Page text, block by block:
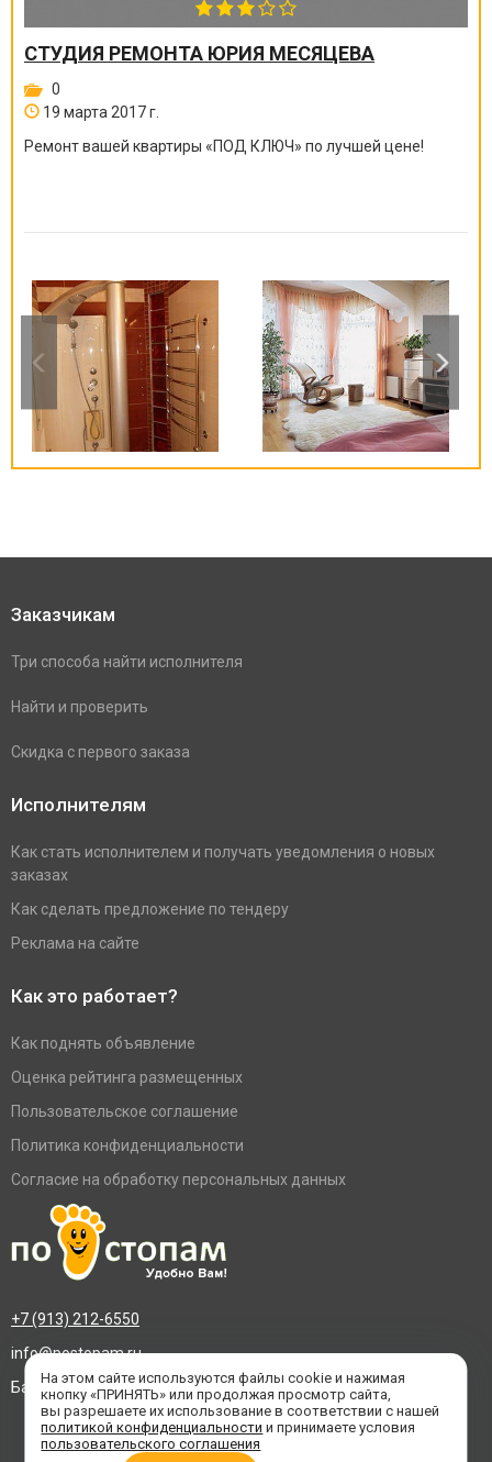
СТУДИЯ РЕМОНТА ЮРИЯ МЕСЯЦЕВА
0
19 марта 2017 г.
Ремонт вашей квартиры «ПОД КЛЮЧ» по лучшей цене!
Заказчикам
Три способа найти исполнителя
Найти и проверить
Скидка с первого заказа
Исполнителям
Как стать исполнителем и получать уведомления о новых
заказах
Как сделать предложение по тендеру
Реклама на сайте
Как это работает?
Как поднять объявление
Оценка рейтинга размещенных
Пользовательское соглашение
Политика конфиденциальности
Согласие на обработку персональных данных
+7 (913) 212-6550
info@postopam.ru
Барнаул, пр. Социалистический 109, оф.455
На этом сайте используются файлы cookie и нажимая
кнопку «ПРИНЯТЬ» или продолжая просмотр сайта,
вы разрешаете их использование в соответствии с нашей
политикой конфиденциальности и принимаете условия
пользовательского соглашения